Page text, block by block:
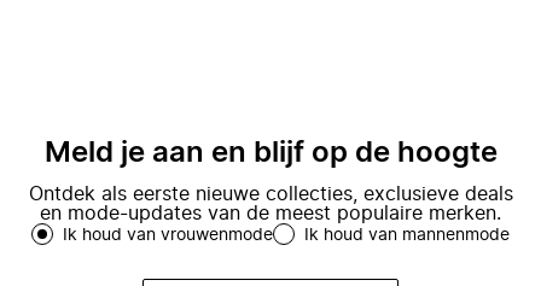
Meld je aan en blijf op de hoogte
Ontdek als eerste nieuwe collecties, exclusieve deals
en mode-updates van de meest populaire merken.
Ik houd van vrouwenmode Ik houd van mannenmode